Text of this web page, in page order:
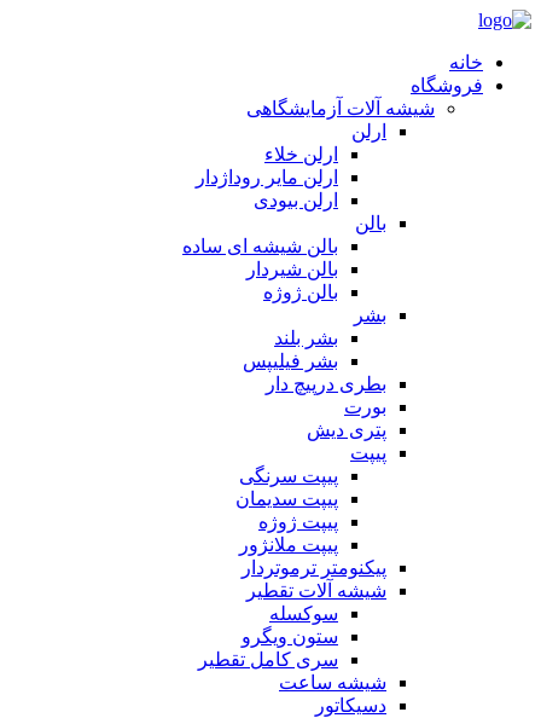
خانه
فروشگاه
شیشه آلات آزمایشگاهی
ارلن
ارلن خلاء
ارلن مایر روداژدار
ارلن بیودی
بالن
بالن شیشه ای ساده
بالن شیردار
بالن ژوژه
بشر
بشر بلند
بشر فیلیپس
بطری درپیچ دار
بورت
پتری دیش
پیپت
پیپت سرنگی
پیپت سدیمان
پیپت ژوژه
پیپت ملانژور
پیکنومتر ترموتردار
شیشه آلات تقطیر
سوکسله
ستون ویگرو
سری کامل تقطیر
شیشه ساعت
دسیکاتور